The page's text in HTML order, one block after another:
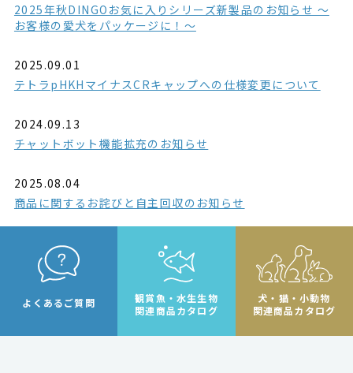
2025年秋DINGOお気に入りシリーズ新製品のお知らせ ～
お客様の愛犬をパッケージに！～
2025.09.01
テトラpHKHマイナスCRキャップへの仕様変更について
2024.09.13
チャットボット機能拡充のお知らせ
2025.08.04
商品に関するお詫びと自主回収のお知らせ
よくあるご質問
観賞魚・水生生物
関連商品カタログ
犬・猫・小動物
関連商品カタログ